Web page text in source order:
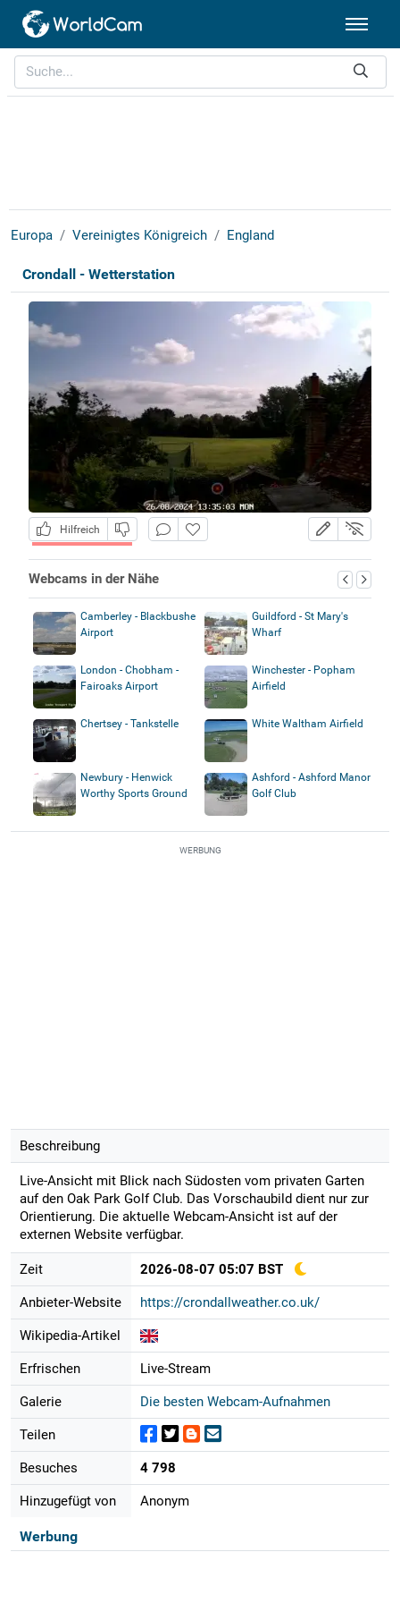
Europa Vereinigtes Königreich England
Crondall - Wetterstation
Hilfreich
Webcams in der Nähe
Camberley - Blackbushe
Airport
Guildford - St Mary's
Wharf
London - Chobham -
Fairoaks Airport
Winchester - Popham
Airfield
Chertsey - Tankstelle White Waltham Airfield
Newbury - Henwick
Worthy Sports Ground
Ashford - Ashford Manor
Golf Club
WERBUNG
Beschreibung
Live-Ansicht mit Blick nach Südosten vom privaten Garten
auf den Oak Park Golf Club. Das Vorschaubild dient nur zur
Orientierung. Die aktuelle Webcam-Ansicht ist auf der
externen Website verfügbar.
Zeit 2026-08-07 05:07 BST
Anbieter-Website https://crondallweather.co.uk/
Wikipedia-Artikel
Erfrischen Live-Stream
Galerie Die besten Webcam-Aufnahmen
Teilen
Besuches 4 798
Hinzugefügt von Anonym
Werbung